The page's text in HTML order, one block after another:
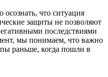
что ситуация
защиты не позволяют
последствиями
мы понимаем, что важно
раньше, когда пошли в